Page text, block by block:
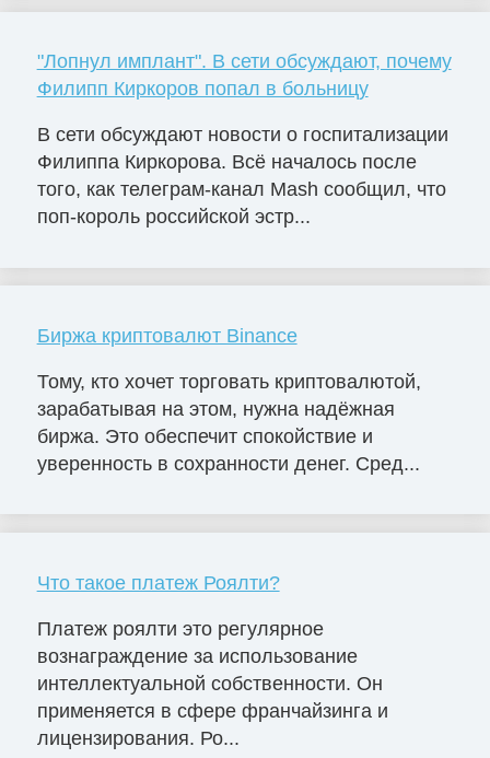
"Лопнул имплант". В сети обсуждают, почему
Филипп Киркоров попал в больницу
В сети обсуждают новости о госпитализации
Филиппа Киркорова. Всё началось после
того, как телеграм-канал Mash сообщил, что
поп-король российской эстр...
Биржа криптовалют Binance
Тому, кто хочет торговать криптовалютой,
зарабатывая на этом, нужна надёжная
биржа. Это обеспечит спокойствие и
уверенность в сохранности денег. Сред...
Что такое платеж Роялти?
Платеж роялти это регулярное
вознаграждение за использование
интеллектуальной собственности. Он
применяется в сфере франчайзинга и
лицензирования. Ро...